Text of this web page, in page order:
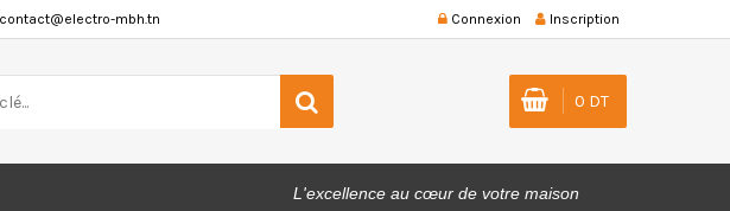
contact@electro-mbh.tn Inscription
Connexion
0 DT
L'excellence au cœur de votre maison